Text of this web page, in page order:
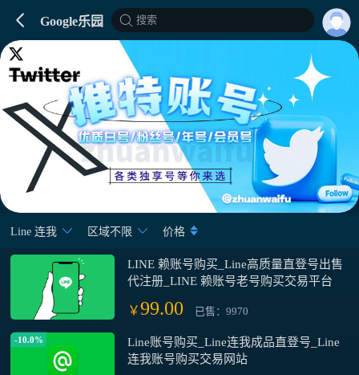
Google乐园 搜索
Line 连我 区域不限 价格
LINE 赖账号购买_Line高质量直登号出售
代注册_LINE 赖账号老号购买交易平台
￥99.00 已售：9970
-10.0%
Line账号购买_Line连我成品直登号_Line
连我账号购买交易网站